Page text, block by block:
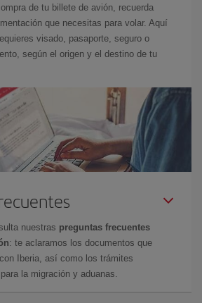
de tu billete de avión, recuerda
que necesitas para volar. Aquí
visado, pasaporte, seguro o
según el origen y el destino de tu
nuestras preguntas frecuentes
: te aclaramos los documentos que
Iberia, así como los trámites
la migración y aduanas.